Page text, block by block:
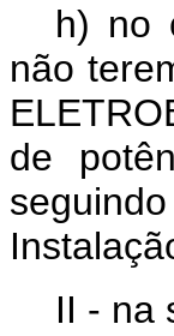
h) no
não
de
II - na